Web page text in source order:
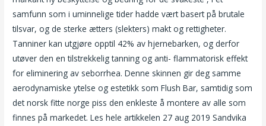
samfunn som i uminnelige tider hadde vært basert på brutale
tilsvar, og de sterke ætters (slekters) makt og rettigheter.
Tanniner kan utgjøre opptil 42% av hjernebarken, og derfor
utøver den en tilstrekkelig tanning og anti- flammatorisk effekt
for eliminering av seborrhea. Denne skinnen gir deg samme
aerodynamiske ytelse og estetikk som Flush Bar, samtidig som
det norsk fitte norge piss den enkleste å montere av alle som
finnes på markedet. Les hele artikkelen 27 aug 2019 Sandvika